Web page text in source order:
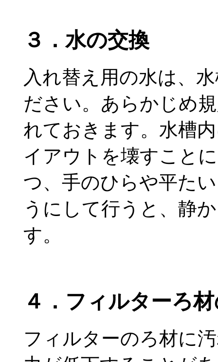
３．水の交換
入れ替え用の水は、
ださい。あらかじめ
れておきます。水槽
イアウトを壊すこと
つ、手のひらや平た
うにして行うと、静
す。
４．フィルターろ
フィルターのろ材に